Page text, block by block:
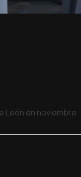
León en noviembre